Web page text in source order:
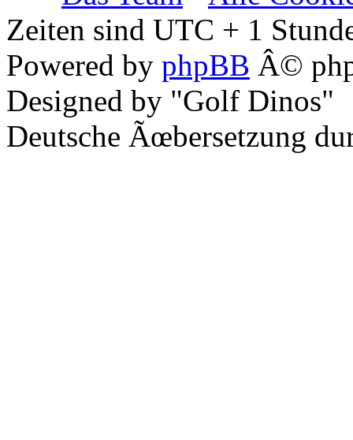
Zeiten sind UTC + 1
Powered by phpBB Â©
Designed by "Golf Dinos"
Deutsche Ãœbersetzung